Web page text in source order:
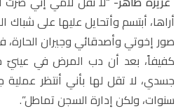
أراها، أبتسم وأتحايل عليها على شباك
صور إخوتي وأصدقائي وجيران
كفيفاً، بعد أن دب المرض في عينيّ
جسدي، لا تقل لها بأني أنتظر عملية
سنوات، ولكن إدارة السجن تماطل”.